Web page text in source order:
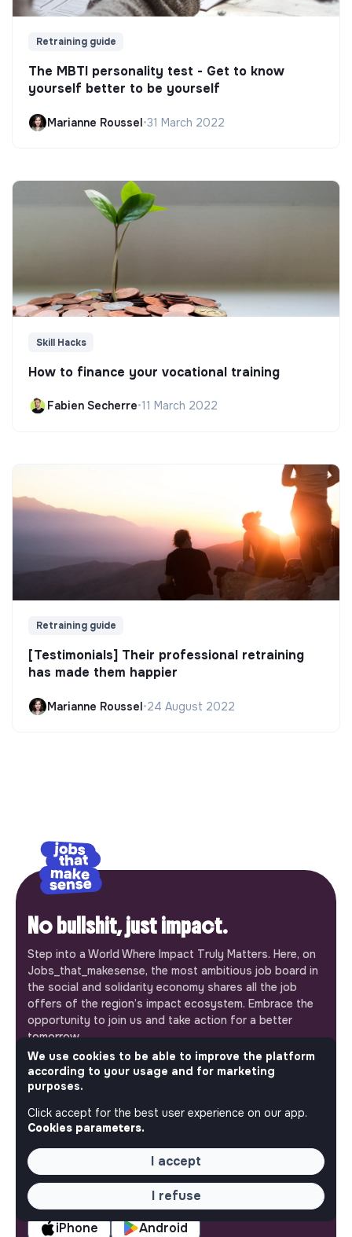
Retraining guide
The MBTI personality test - Get to know
yourself better to be yourself
Marianne Roussel•31 March 2022
Skill Hacks
How to finance your vocational training
Fabien Secherre•11 March 2022
Retraining guide
[Testimonials] Their professional retraining
has made them happier
Marianne Roussel•24 August 2022
No bullshit, just impact.
Step into a World Where Impact Truly Matters. Here, on
Jobs_that_makesense, the most ambitious job board in
the social and solidarity economy shares all the job
offers of the region’s impact ecosystem. Embrace the
opportunity to join us and take action for a better
tomorrow.
This is your platform
Jobs_that_makesense is a free service brought to you
accelerate your projects and contribute to building a
more respectful, inclusive and sustainable society.
Our mobile app
Get jobs that make sense on your phone so you never
miss an opportunity.
iPhone Android
We use cookies to be able to improve the platform
according to your usage and for marketing
purposes.
Click accept for the best user experience on our app.
Cookies parameters.
I accept
I refuse